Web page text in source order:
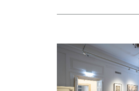
Aktualności
czytaj więcej o Chłód w